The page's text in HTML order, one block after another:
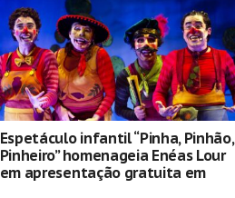
Espetáculo infantil “Pinha, Pinhão,
Pinheiro” homenageia Enéas Lour
em apresentação gratuita em